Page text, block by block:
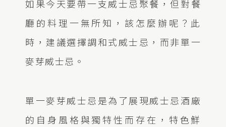
如果今天要帶一支威士忌聚餐，但對餐
廳的料理一無所知，該怎麼辦呢？此
時，建議選擇調和式威士忌，而非單一
麥芽威士忌。
單一麥芽威士忌是為了展現威士忌酒廠
的自身風格與獨特性而存在，特色鮮